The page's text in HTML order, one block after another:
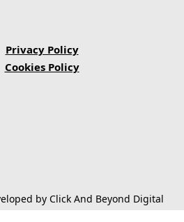
Privacy Policy
Cookies Policy
by Click And Beyond Digital